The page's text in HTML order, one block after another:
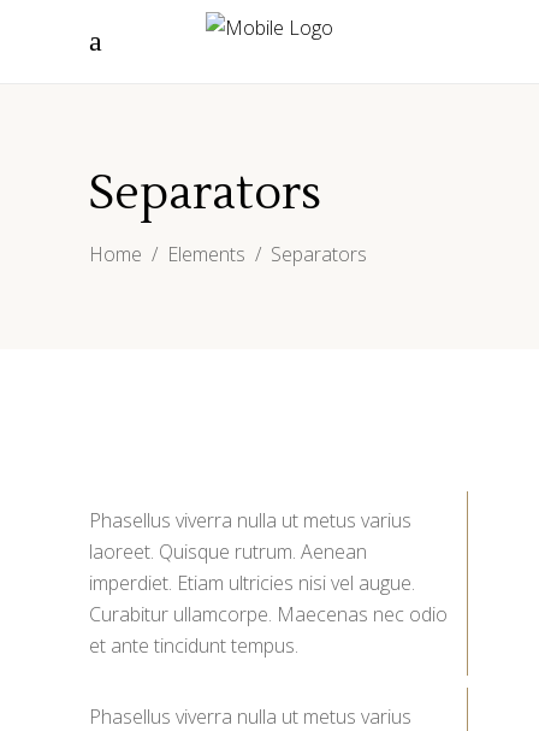
Separators
Home / Elements / Separators
Phasellus viverra nulla ut metus varius
laoreet. Quisque rutrum. Aenean
imperdiet. Etiam ultricies nisi vel augue.
Curabitur ullamcorpe. Maecenas nec odio
et ante tincidunt tempus.
Phasellus viverra nulla ut metus varius